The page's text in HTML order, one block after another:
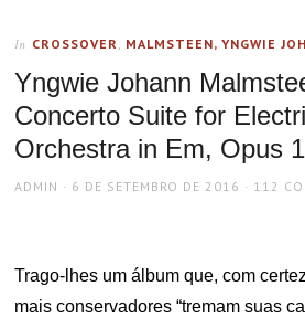
In CROSSOVER, MALMSTEEN, YNGWIE
Yngwie Johann
Concerto Suite for
Orchestra in Em, Opus
AUTHOR
ADMIN
POSTED
6 DE SETEMBRO DE 2016 112
Trago-lhes um álbum que, com
mais conservadores “tremam suas